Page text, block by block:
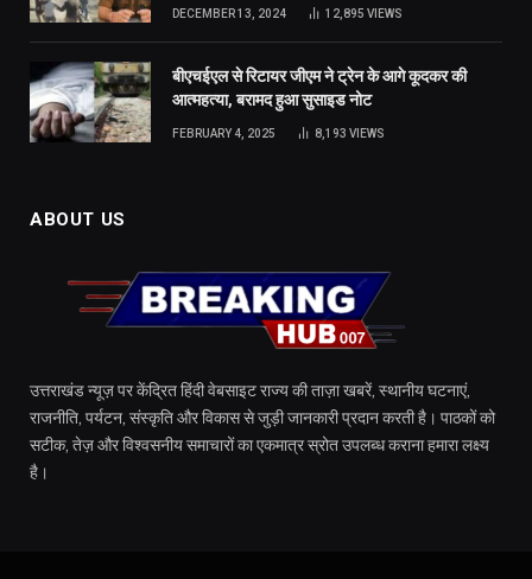
DECEMBER 13, 2024 12,895 VIEWS
बीएचईएल से रिटायर जीएम ने ट्रेन के आगे कूदकर की
आत्महत्या, बरामद हुआ सुसाइड नोट
FEBRUARY 4, 2025 8,193 VIEWS
ABOUT US
उत्तराखंड न्यूज़ पर केंद्रित हिंदी वेबसाइट राज्य की ताज़ा खबरें, स्थानीय घटनाएं,
राजनीति, पर्यटन, संस्कृति और विकास से जुड़ी जानकारी प्रदान करती है। पाठकों को
सटीक, तेज़ और विश्वसनीय समाचारों का एकमात्र स्रोत उपलब्ध कराना हमारा लक्ष्य
है।